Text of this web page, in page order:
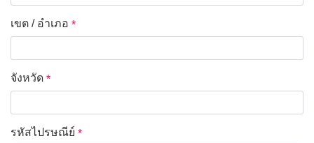
เขต / อำเภอ *
จังหวัด *
รหัสไปรษณีย์ *